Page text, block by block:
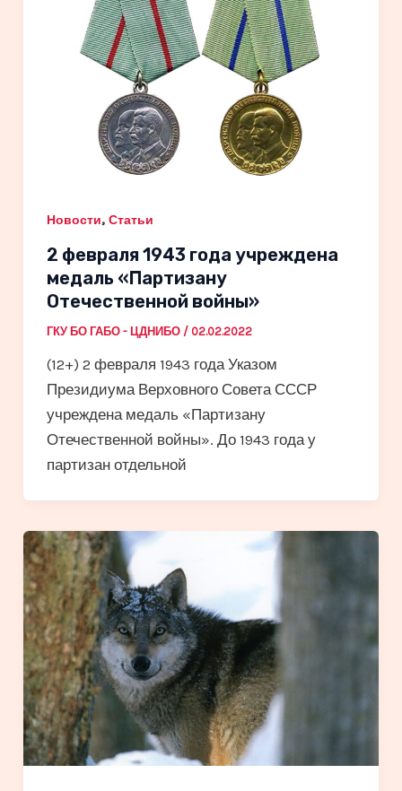
Новости, Статьи
2 февраля 1943 года учреждена
медаль «Партизану
Отечественной войны»
ГКУ БО ГАБО - ЦДНИБО / 02.02.2022
(12+) 2 февраля 1943 года Указом
Президиума Верховного Совета СССР
учреждена медаль «Партизану
Отечественной войны». До 1943 года у
партизан отдельной